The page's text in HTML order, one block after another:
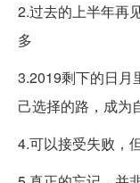
2.过去的上半年再
多
3.2019剩下的日月
己选择的路，成为
4.可以接受失败，